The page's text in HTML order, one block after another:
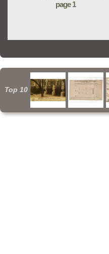
page 1
Top 10